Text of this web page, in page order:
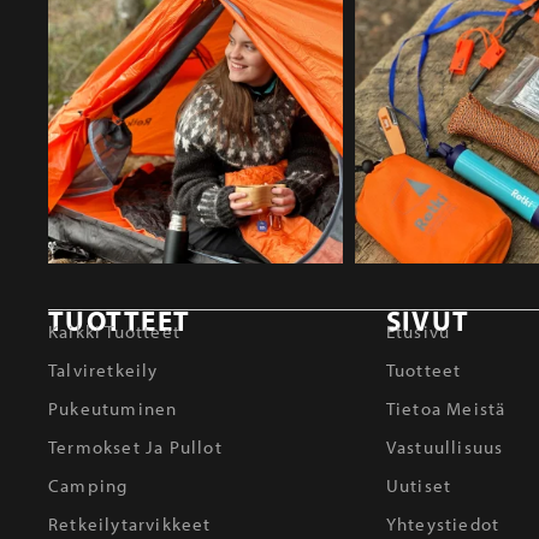
TUOTTEET
Kaikki Tuotteet
Talviretkeily
Pukeutuminen
Termokset Ja Pullot
Camping
Retkeilytarvikkeet
SIVUT
Etusivu
Tuotteet
Tietoa Meistä
Vastuullisuus
Uutiset
Yhteystiedot